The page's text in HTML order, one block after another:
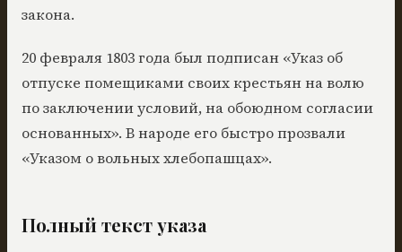
закона.
20 февраля 1803 года был подписан «Указ об
отпуске помещиками своих крестьян на волю
по заключении условий, на обоюдном согласии
основанных». В народе его быстро прозвали
«Указом о вольных хлебопашцах».
Полный текст указа